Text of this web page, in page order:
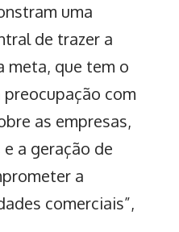
uma
de trazer a
meta, que tem o
com
as empresas,
a geração de
a
comerciais”,